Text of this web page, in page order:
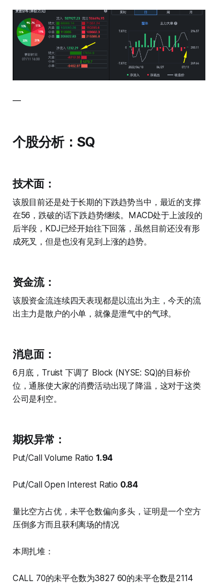
—
个股分析：SQ
技术面：
该股目前还是处于长期的下跌趋势当中，最近的支撑
在56，跌破的话下跌趋势继续。MACD处于上波段的
后半段，KDJ已经开始往下回落，虽然目前还没有形
成死叉，但是也没有见到上涨的趋势。
资金流：
该股资金流连续四天表现都是以流出为主，今天的流
出主力是散户的小单，就像是泄气中的气球。
消息面：
6月底，Truist 下调了 Block (NYSE: SQ)的目标价
位，通胀使大家的消费活动出现了降温，这对于这类
公司是利空。
期权异常：
Put/Call Volume Ratio 1.94
Put/Call Open Interest Ratio 0.84
量比空方占优，未平仓数偏向多头，证明是一个空方
压倒多方而且获利离场的情况
本周扎堆：
CALL 70的未平仓数为3827 60的未平仓数是2114